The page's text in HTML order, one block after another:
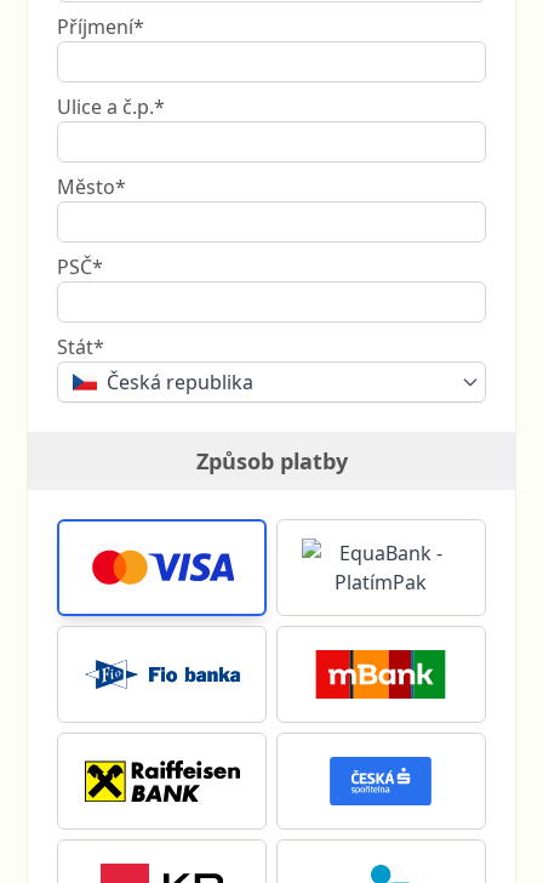
Příjmení*
Ulice a č.p.*
Město*
PSČ*
Stát*
Česká republika
Způsob platby